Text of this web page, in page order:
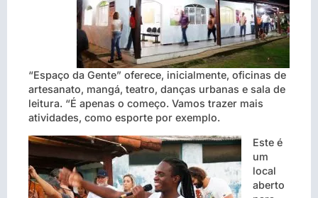
“Espaço da Gente” oferece, inicialmente, oficinas de
artesanato, mangá, teatro, danças urbanas e sala de
leitura. “É apenas o começo. Vamos trazer mais
atividades, como esporte por exemplo.
Este é
um
local
aberto